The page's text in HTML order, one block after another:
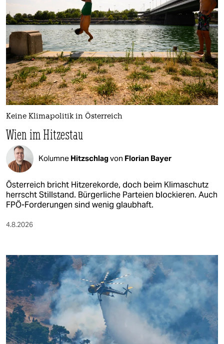
Keine Klimapolitik in Österreich
Wien im Hitzestau
Kolumne Hitzschlagvon Florian Bayer
Österreich bricht Hitzerekorde, doch beim Klimaschutz
herrscht Stillstand. Bürgerliche Parteien blockieren. Auch
FPÖ-Forderungen sind wenig glaubhaft.
4.8.2026